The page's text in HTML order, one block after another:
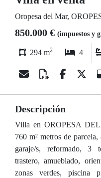
Oropesa del Mar,
850.000 € (impuestos y
294 m2 4
Descripción
Villa en OROPESA
760 m² metros de
garaje/s, reformado, 3
trastero, amueblado,
zonas verdes, piscina